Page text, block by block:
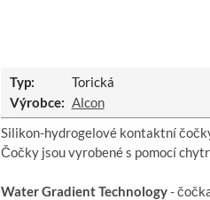
Typ:
Torická
Výrobce: Alcon
Silikon-hydrogelové kontaktní
Čočky jsou vyrobené s pomocí
Water Gradient Technology-